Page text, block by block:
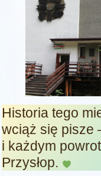
Historia tego
wciąż się pisze
i każdym
Przysłop.